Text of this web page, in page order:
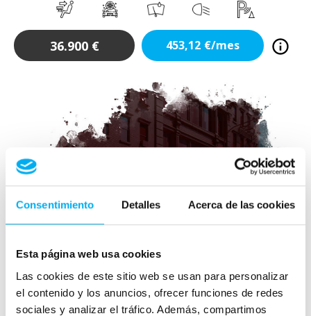
Consentimiento Detalles Acerca de las cookies
Esta página web usa cookies
Las cookies de este sitio web se usan para personalizar
el contenido y los anuncios, ofrecer funciones de redes
sociales y analizar el tráfico. Además, compartimos
36.900 € 453,12 €/mes